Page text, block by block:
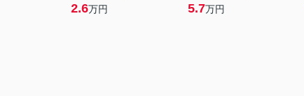
2.6万円 5.7万円